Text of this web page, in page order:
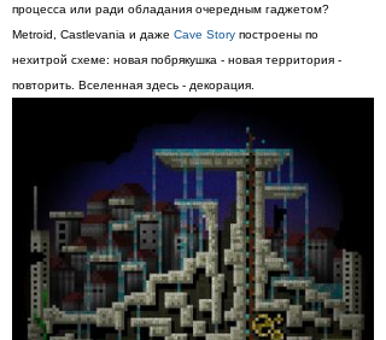
процесса или ради обладания очередным гаджетом?
Metroid, Castlevania и даже Cave Story построены по
нехитрой схеме: новая побрякушка - новая территория -
повторить. Вселенная здесь - декорация.